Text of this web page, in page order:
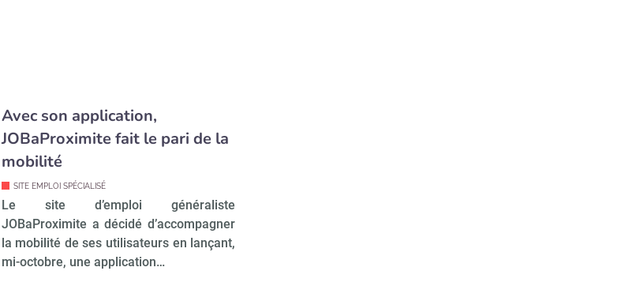
Avec son application,
JOBaProximite fait le pari de la
mobilité
SITE EMPLOI SPÉCIALISÉ
Le site d’emploi généraliste
JOBaProximite a décidé d’accompagner
la mobilité de ses utilisateurs en lançant,
mi-octobre, une application…